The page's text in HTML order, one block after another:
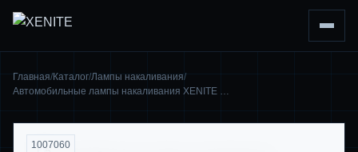
Главная/Каталог/Лампы накаливания/
Автомобильные лампы накаливания XENITE …
1007060